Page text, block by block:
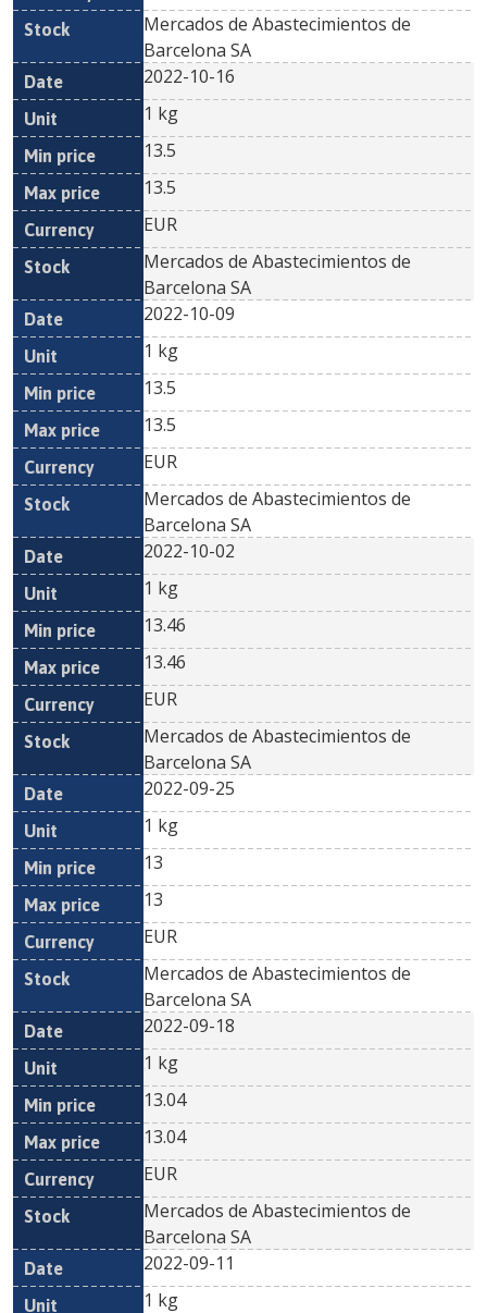
Mercados de Abastecimientos de
Barcelona SA
2022-10-16
1 kg
13.5
13.5
EUR
Mercados de Abastecimientos de
Barcelona SA
2022-10-09
1 kg
13.5
13.5
EUR
Mercados de Abastecimientos de
Barcelona SA
2022-10-02
1 kg
13.46
13.46
EUR
Mercados de Abastecimientos de
Barcelona SA
2022-09-25
1 kg
13
13
EUR
Mercados de Abastecimientos de
Barcelona SA
2022-09-18
1 kg
13.04
13.04
EUR
Mercados de Abastecimientos de
Barcelona SA
2022-09-11
1 kg